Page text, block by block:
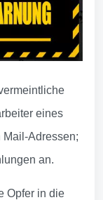
eines
Mail-Adressen;
an.
Opfer in die